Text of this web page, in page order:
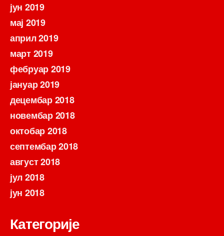
јун 2019
мај 2019
април 2019
март 2019
фебруар 2019
јануар 2019
децембар 2018
новембар 2018
октобар 2018
септембар 2018
август 2018
јул 2018
јун 2018
Категорије